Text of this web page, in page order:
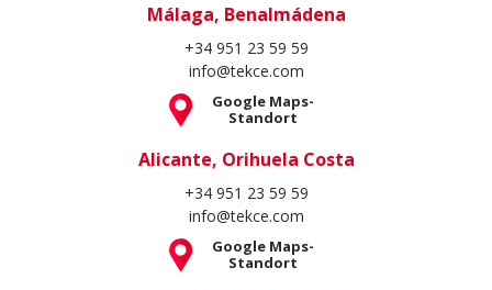
Málaga, Benalmádena
+34 951 23 59 59
info@tekce.com
Google Maps-
Standort
Alicante, Orihuela Costa
+34 951 23 59 59
info@tekce.com
Google Maps-
Standort